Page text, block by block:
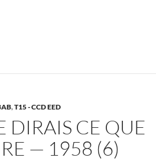
,T15 - CCD EED
DIRAIS CE QUE
— 1958 (6)